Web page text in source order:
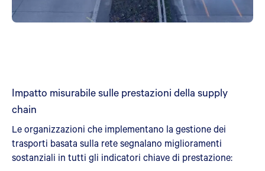
Impatto misurabile sulle prestazioni della supply
chain
Le organizzazioni che implementano la gestione dei
trasporti basata sulla rete segnalano miglioramenti
sostanziali in tutti gli indicatori chiave di prestazione: